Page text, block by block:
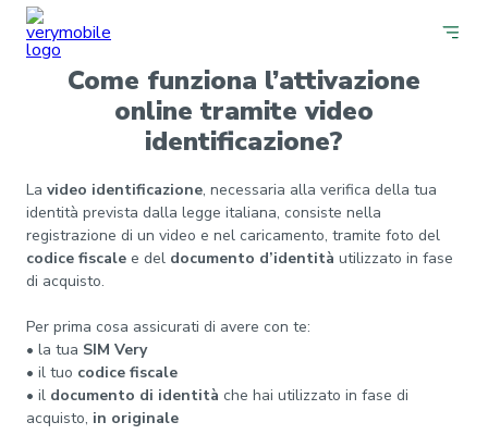
Come funziona l’attivazione
online tramite video
identificazione?
La video identificazione, necessaria alla verifica della tua
identità prevista dalla legge italiana, consiste nella
registrazione di un video e nel caricamento, tramite foto del
codice fiscale e del documento d’identità utilizzato in fase
di acquisto.
Per prima cosa assicurati di avere con te:
• la tua SIM Very
• il tuo codice fiscale
• il documento di identità che hai utilizzato in fase di
acquisto, in originale